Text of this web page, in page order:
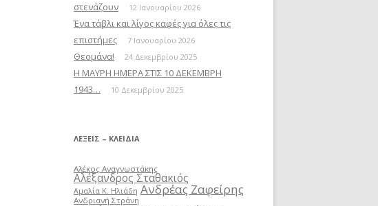
στενάζουν
12 Ιανουαρίου 2026
Ένα τάβλι και λίγος καφές για όλες τις
επιστήμες
7 Ιανουαρίου 2026
Θεομάνα! 24 Δεκεμβρίου 2025
Η ΜΑΥΡΗ ΗΜΕΡΑ ΣΤΙΣ 10 ΔΕΚΕΜΒΡΗ
1943…
10 Δεκεμβρίου 2025
ΛΈΞΕΙΣ – ΚΛΕΙΔΙΆ
Αλέκος Αναγνωστάκης
Αλέξανδρος Σταθακιός
Αμαλία Κ. Ηλιάδη Ανδρέας Ζαφείρης
Ανδριανή Στράνη